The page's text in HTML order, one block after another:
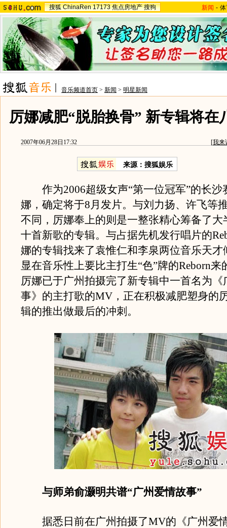
搜狐 ChinaRen 17173 焦点房地产 搜狗 新闻 -
音乐频道首页 > 新闻 > 明星新闻
厉娜减肥“脱胎换骨” 新专辑将在
2007年06月28日17:32 [我来
来源：搜狐娱乐
作为2006超级女声“第一位冠军”的长沙
娜，确定将于8月发片。与刘力扬、许飞等
不同，厉娜奉上的则是一整张精心筹备了大
十首新歌的专辑。与占据先机发行唱片的
娜的专辑找来了袁惟仁和李泉两位音乐天才
显在音乐性上要比主打生“色”牌的Reborn来
厉娜已于广州拍摄完了新专辑中一首名为《
事》的主打歌的MV，正在积极减肥塑身的
辑的推出做最后的冲刺。
与师弟俞灏明共谱“广州爱情故事”
据悉日前在广州拍摄了MV的《广州爱